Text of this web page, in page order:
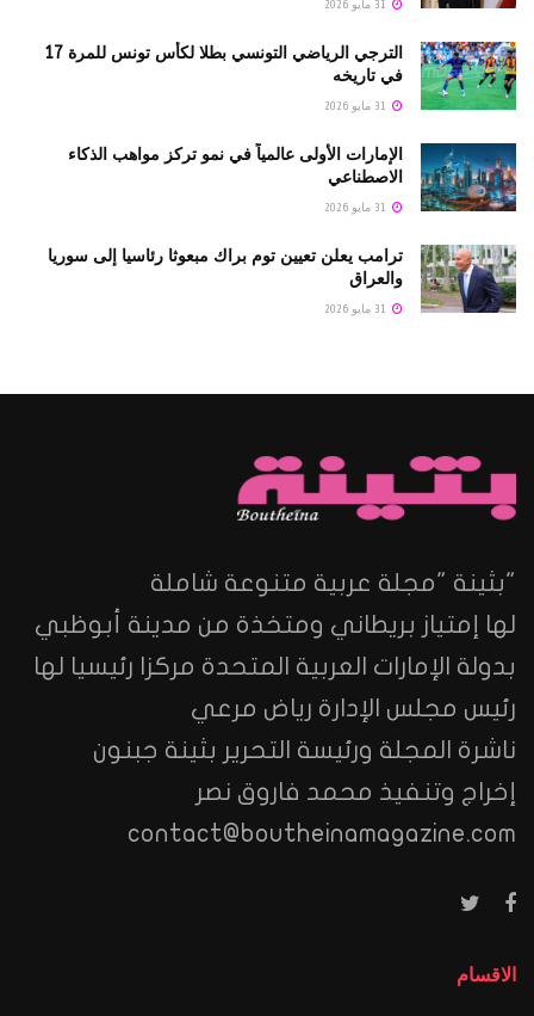
الترجي الرياضي التونسي بطلا لكأس تونس للمرة 17
في تاريخه
الإمارات الأولى عالمياً في نمو تركز مواهب الذكاء
الاصطناعي
ترامب يعلن تعيين توم براك مبعوثا رئاسيا إلى سوريا
والعراق
"بثينة "مجلة عربية متنوعة شاملة
لها إمتياز بريطاني ومتخذة من مدينة أبوظبي
بدولة الإمارات العربية المتحدة مركزا رئيسيا لها
رئيس مجلس الإدارة رياض مرعي
ناشرة المجلة ورئيسة التحرير بثينة جبنون
إخراج وتنفيذ محمد فاروق نصر
contact@boutheinamagazine.com
الاقسام